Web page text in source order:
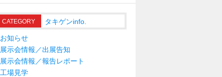
CATEGORY タキゲンinfo.
お知らせ
展示会情報／出展告知
展示会情報／報告レポート
工場見学